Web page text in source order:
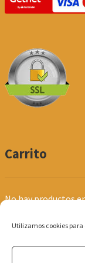
Utilizamos cookies
Carrito
No hay productos